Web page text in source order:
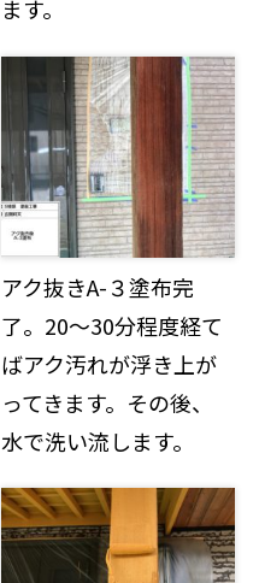
ます。
アク抜きA-３塗布完
了。20～30分程度経て
ばアク汚れが浮き上が
ってきます。その後、
水で洗い流します。